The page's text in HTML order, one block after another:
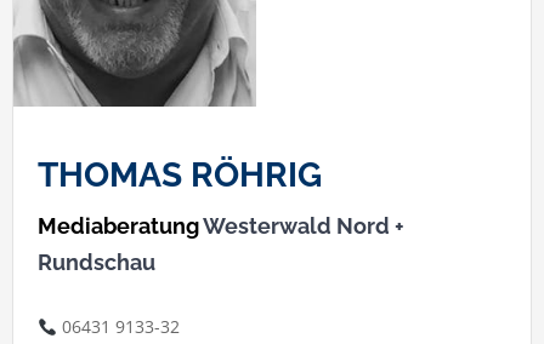
THOMAS RÖHRIG
MediaberatungWesterwald Nord +
Rundschau
06431 9133-32